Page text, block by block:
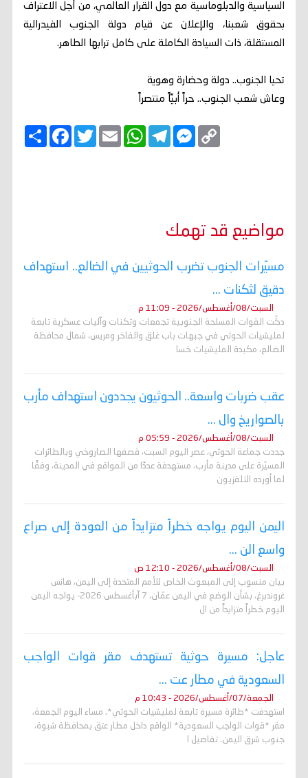
السياسية والدبلوماسية مع دول القرار العالمي، من أجل الاعتراف
بحقوق شعبنا، والإعلان عن قيام دولة الجنوب الفيدرالية
المستقلة، ذات السيادة الكاملة على كامل ترابها الطاهر.
تحيا الجنوب.. دولة وحضارة وهوية
وعاش شعب الجنوب.. حراً أبيَّاً منتصراً
ا
F
a
T
w
E
m
W
h
T
e
M
e
C
o
مواضيع قد تهمك
مسيّرات الجنوب تضرب الحوثيين في الضالع.. استهداف
دقيق لثكنات ...
السبت/08/أغسطس/2026 - 11:09 م
دكّت القوات المسلحة الجنوبية تجمعات وثكنات وآليات عسكرية تابعة
لمليشيات الحوثي في جبهات باب غلق والفاخر ومريس، شمال محافظة
الضالع، مكبدة المليشيات خسا
عقب ضربات واسعة.. الحوثيون يجددون استهداف مأرب
بالصواريخ وال ...
السبت/08/أغسطس/2026 - 05:59 م
جددت جماعة الحوثي، عصر اليوم السبت، قصفها الصاروخي وبالطائرات
المسيّرة على مدينة مأرب، مستهدفة عددًا من المواقع في المدينة، وفقًا
لما أورده التلفزيون
اليمن اليوم يواجه خطراً متزايداً من العودة إلى صراع
واسع الن ...
السبت/08/أغسطس/2026 - 12:10 ص
بيان منسوب إلى المبعوث الخاص للأمم المتحدة إلى اليمن، هانس
غروندبرغ، بشأن الوضع في اليمن عمّان، 7 آبأغسطس 2026- يواجه اليمن
اليوم خطراً متزايداً من ال
عاجل: مسيرة حوثية تستهدف مقر قوات الواجب
السعودية في مطار عت ...
الجمعة/07/أغسطس/2026 - 10:43 م
استهدفت *طائرة مسيرة تابعة لمليشيات الحوثي*، مساء اليوم الجمعة،
مقر *قوات الواجب السعودية* الواقع داخل مطار عتق بمحافظة شبوة،
جنوب شرق اليمن. تفاصيل ا